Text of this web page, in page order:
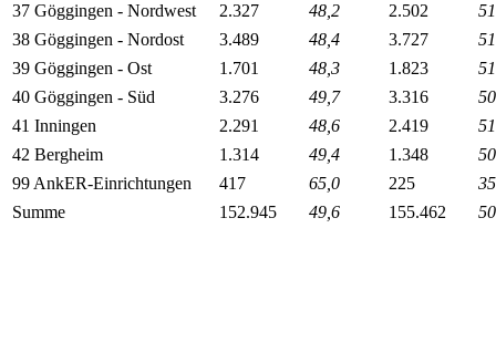
37 Göggingen - Nordwest
2.327 48,2 2.502
38 Göggingen - Nordost
3.489 48,4 3.727
39 Göggingen - Ost
1.701 48,3 1.823
40 Göggingen - Süd
3.276 49,7 3.316
41 Inningen
2.291 48,6 2.419
42 Bergheim
1.314 49,4 1.348
99 AnkER-Einrichtungen
417 65,0 225
Summe
152.945 49,6 155.462